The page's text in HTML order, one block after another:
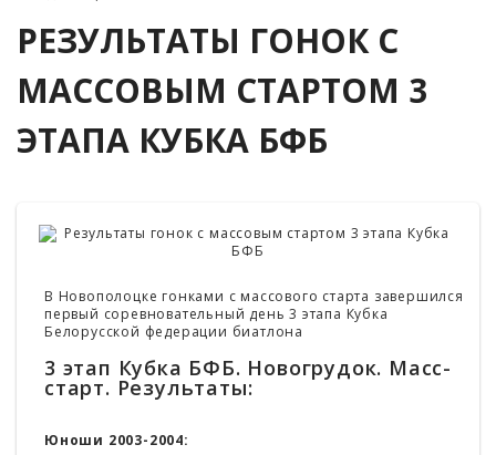
РЕЗУЛЬТАТЫ ГОНОК С
МАССОВЫМ СТАРТОМ 3
ЭТАПА КУБКА БФБ
В Новополоцке гонками с массового старта завершился
первый соревновательный день 3 этапа Кубка
Белорусской федерации биатлона
3 этап Кубка БФБ. Новогрудок. Масс-
старт. Результаты:
Юноши 2003-2004: